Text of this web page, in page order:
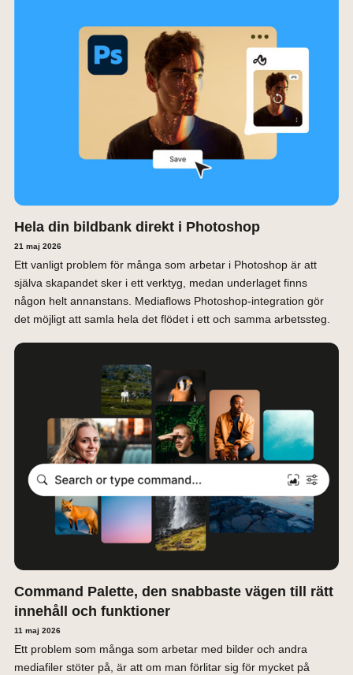
Hela din bildbank direkt i Photoshop
21 maj 2026
Ett vanligt problem för många som arbetar i Photoshop är att
själva skapandet sker i ett verktyg, medan underlaget finns
någon helt annanstans. Mediaflows Photoshop-integration gör
det möjligt att samla hela det flödet i ett och samma arbetssteg.
Command Palette, den snabbaste vägen till rätt
innehåll och funktioner
11 maj 2026
Ett problem som många som arbetar med bilder och andra
mediafiler stöter på, är att om man förlitar sig för mycket på